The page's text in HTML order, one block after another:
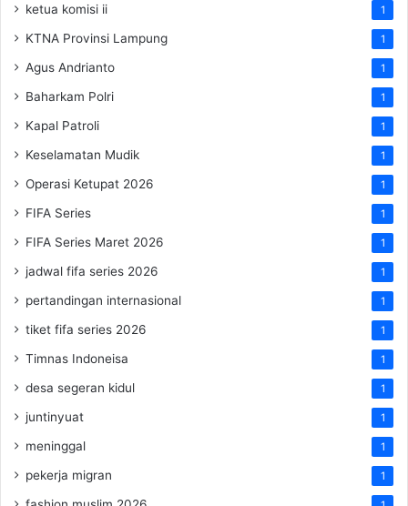
ketua komisi ii 1
KTNA Provinsi Lampung 1
Agus Andrianto 1
Baharkam Polri 1
Kapal Patroli 1
Keselamatan Mudik 1
Operasi Ketupat 2026 1
FIFA Series 1
FIFA Series Maret 2026 1
jadwal fifa series 2026 1
pertandingan internasional 1
tiket fifa series 2026 1
Timnas Indoneisa 1
desa segeran kidul 1
juntinyuat 1
meninggal 1
pekerja migran 1